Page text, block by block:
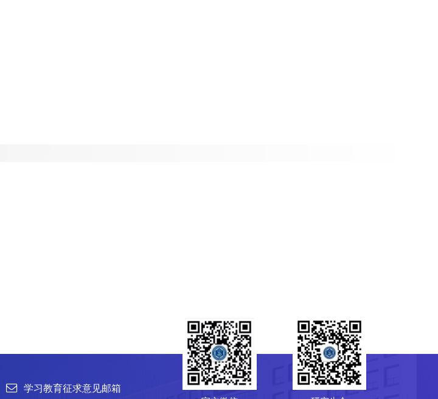
中国普通微生物菌种保藏管理中心（CGMCC）
菌种销售：86-10-64807596
菌种保藏与鉴定：86-10-64807850